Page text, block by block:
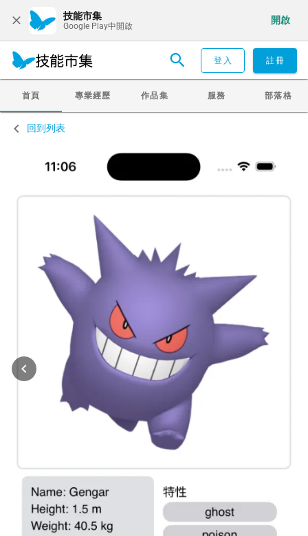
技能市集
Google Play中開啟
開啟
登入 註冊
首頁 專業經歷 作品集 服務 部落格
回到列表